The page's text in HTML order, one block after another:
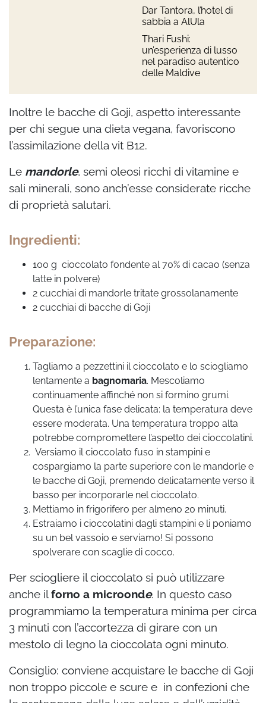
Dar Tantora, l’hotel di
sabbia a AlUla
Thari Fushi:
un’esperienza di lusso
nel paradiso autentico
delle Maldive
Inoltre le bacche di Goji, aspetto interessante
per chi segue una dieta vegana, favoriscono
l’assimilazione della vit B12.
Le mandorle, semi oleosi ricchi di vitamine e
sali minerali, sono anch’esse considerate ricche
di proprietà salutari.
Ingredienti:
100 g cioccolato fondente al 70% di cacao (senza
latte in polvere)
2 cucchiai di mandorle tritate grossolanamente
2 cucchiai di bacche di Goji
Preparazione:
Tagliamo a pezzettini il cioccolato e lo sciogliamo
lentamente a bagnomaria. Mescoliamo
continuamente affinché non si formino grumi.
Questa è l’unica fase delicata: la temperatura deve
essere moderata. Una temperatura troppo alta
potrebbe compromettere l’aspetto dei cioccolatini.
Versiamo il cioccolato fuso in stampini e
cospargiamo la parte superiore con le mandorle e
le bacche di Goji, premendo delicatamente verso il
basso per incorporarle nel cioccolato.
Mettiamo in frigorifero per almeno 20 minuti.
Estraiamo i cioccolatini dagli stampini e li poniamo
su un bel vassoio e serviamo! Si possono
spolverare con scaglie di cocco.
Per sciogliere il cioccolato si può utilizzare
anche ilforno a microonde. In questo caso
programmiamo la temperatura minima per circa
3 minuti con l’accortezza di girare con un
mestolo di legno la cioccolata ogni minuto.
Consiglio: conviene acquistare le bacche di Goji
non troppo piccole e scure e in confezioni che